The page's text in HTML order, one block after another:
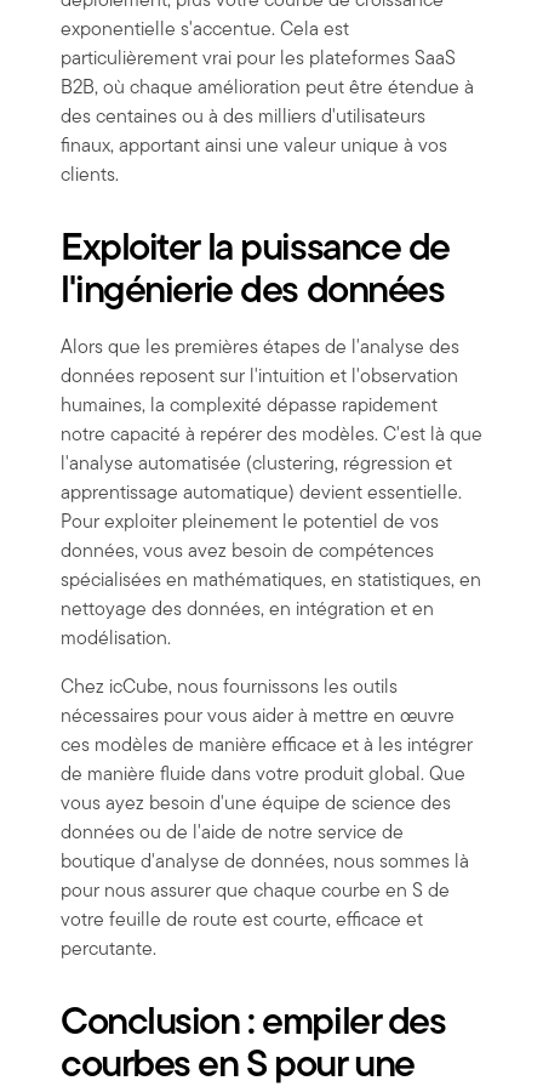
exponentielle s'accentue. Cela est
particulièrement vrai pour les plateformes SaaS
B2B, où chaque amélioration peut être étendue à
des centaines ou à des milliers d'utilisateurs
finaux, apportant ainsi une valeur unique à vos
clients.
Exploiter la puissance de
l'ingénierie des données
Alors que les premières étapes de l'analyse des
données reposent sur l'intuition et l'observation
humaines, la complexité dépasse rapidement
notre capacité à repérer des modèles. C'est là que
l'analyse automatisée (clustering, régression et
apprentissage automatique) devient essentielle.
Pour exploiter pleinement le potentiel de vos
données, vous avez besoin de compétences
spécialisées en mathématiques, en statistiques, en
nettoyage des données, en intégration et en
modélisation.
Chez icCube, nous fournissons les outils
nécessaires pour vous aider à mettre en œuvre
ces modèles de manière efficace et à les intégrer
de manière fluide dans votre produit global. Que
vous ayez besoin d'une équipe de science des
données ou de l'aide de notre service de
boutique d'analyse de données, nous sommes là
pour nous assurer que chaque courbe en S de
votre feuille de route est courte, efficace et
percutante.
Conclusion : empiler des
courbes en S pour une